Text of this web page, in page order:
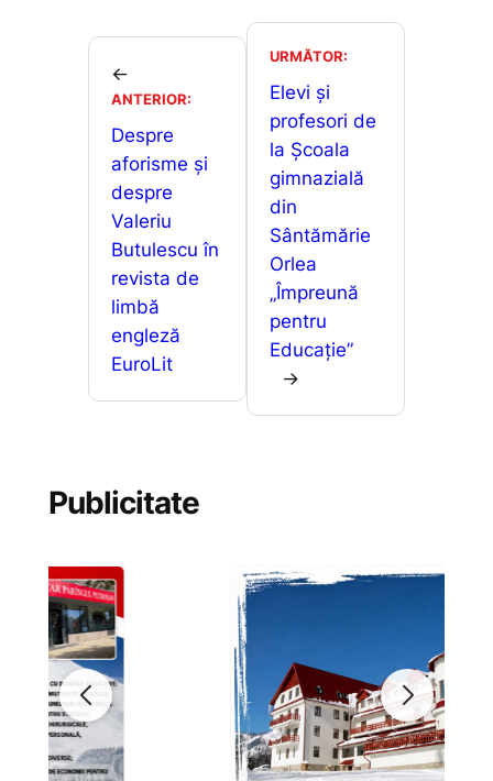
o
o
k
s
A
p
p
s
e
g
er
ta
a
z
ă
←
ANTERIOR:
Despre
aforisme şi
despre
Valeriu
Butulescu în
revista de
limbă
engleză
EuroLit
URMĂTOR:
Elevi și
profesori de
la Școala
gimnazială
din
Sântămărie
Orlea
„Împreună
pentru
Educație”
→
Publicitate